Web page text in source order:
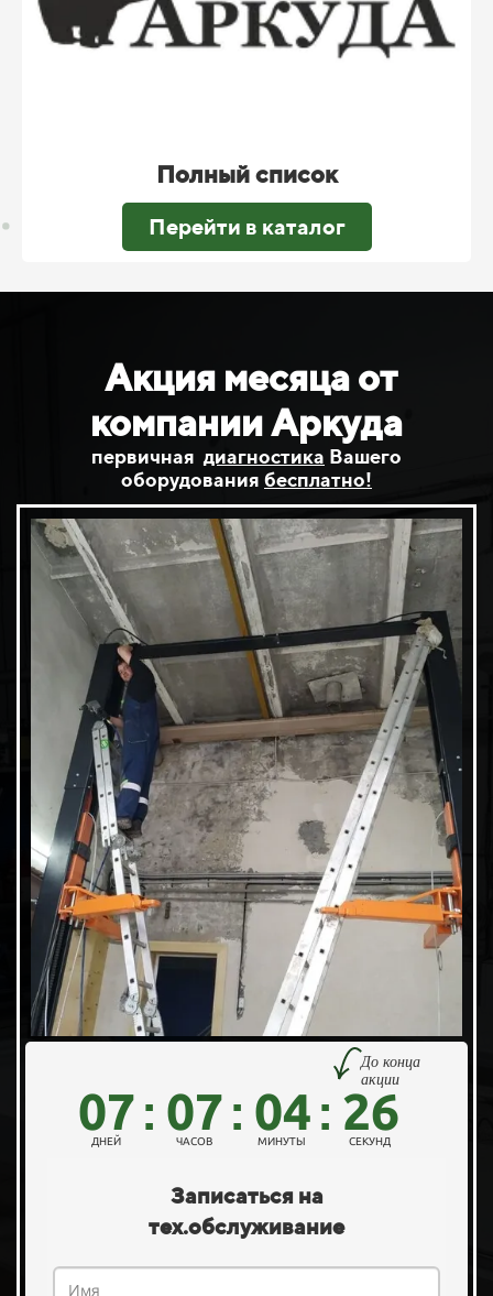
Полный список
Перейти в каталог
Акция месяца от
компании Аркуда
первичная диагностика Вашего
оборудования бесплатно!
До конца
акции
07:
ДНЕЙ
07:
ЧАСОВ
04:
МИНУТЫ
24
СЕКУНДЫ
Записаться на
тех.обслуживание